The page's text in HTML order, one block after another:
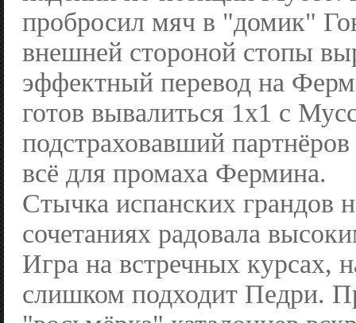
пробросил мяч в "домик"
внешней стороной стопы
эффектный перевод на
готов вывалиться 1x1 с
подстраховавший
всё для промаха Фермина.
Стычка испанских грандов
сочетаниях радовала
Игра на встречных курсах,
слишком подходит Педри.